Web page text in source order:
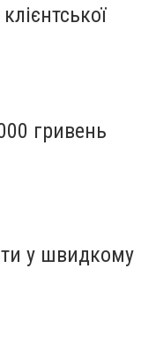
гривень
у швидкому